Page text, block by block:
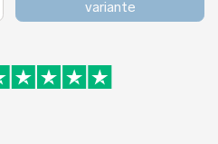
variante